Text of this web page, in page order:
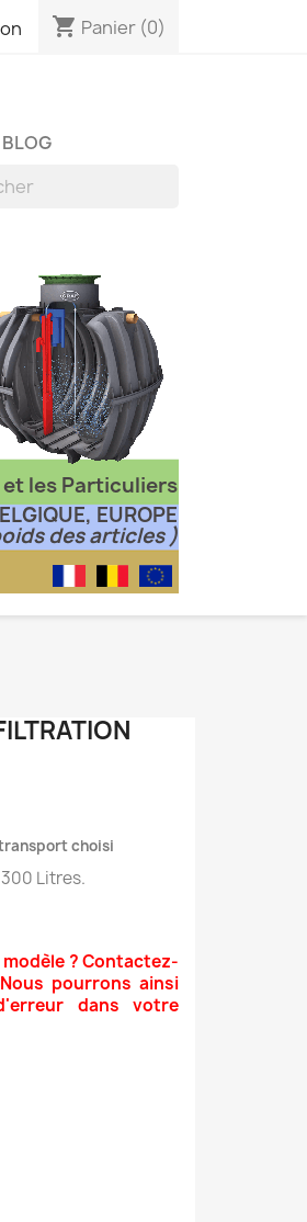
shopping_cart Panier (0)
BLOG
les Particuliers
EUROPE
des articles )
choisi
Litres.
? Contactez-
pourrons ainsi
dans votre